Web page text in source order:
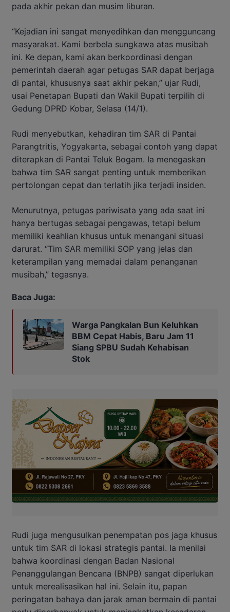
pada akhir pekan dan musim liburan.
“Kejadian ini sangat menyedihkan dan mengguncang
masyarakat. Kami berbela sungkawa atas musibah
ini. Ke depan, kami akan berkoordinasi dengan
pemerintah daerah agar petugas SAR dapat berjaga
di pantai, khususnya saat akhir pekan,” ujar Rudi,
usai Penetapan Bupati dan Wakil Bupati terpilih di
Gedung DPRD Kobar, Selasa (14/1).
Rudi menyebutkan, kehadiran tim SAR di Pantai
Parangtritis, Yogyakarta, sebagai contoh yang dapat
diterapkan di Pantai Teluk Bogam. Ia menegaskan
bahwa tim SAR sangat penting untuk memberikan
pertolongan cepat dan terlatih jika terjadi insiden.
Menurutnya, petugas pariwisata yang ada saat ini
hanya bertugas sebagai pengawas, tetapi belum
memiliki keahlian khusus untuk menangani situasi
darurat. “Tim SAR memiliki SOP yang jelas dan
keterampilan yang memadai dalam penanganan
musibah,” tegasnya.
Baca Juga:
Warga Pangkalan Bun Keluhkan
BBM Cepat Habis, Baru Jam 11
Siang SPBU Sudah Kehabisan
Stok
Rudi juga mengusulkan penempatan pos jaga khusus
untuk tim SAR di lokasi strategis pantai. Ia menilai
bahwa koordinasi dengan Badan Nasional
Penanggulangan Bencana (BNPB) sangat diperlukan
untuk merealisasikan hal ini. Selain itu, papan
peringatan bahaya dan jarak aman bermain di pantai